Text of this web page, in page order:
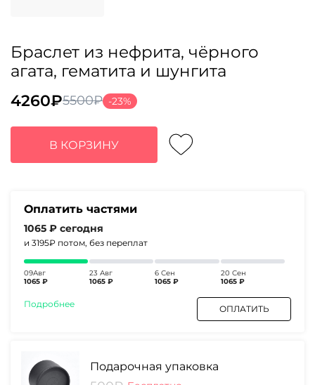
Браслет из нефрита, чёрного
агата, гематита и шунгита
5500₽
Первоначальная
цена
составляла
5500₽.
4260₽
Текущая
цена:
4260₽.
-23%
В КОРЗИНУ
Оплатить частями
1065 ₽ сегодня
и 3195₽ потом, без переплат
09Авг
1065 ₽
23 Авг
1065 ₽
6 Сен
1065 ₽
20 Сен
1065 ₽
Подробнее ОПЛАТИТЬ
Подарочная упаковка